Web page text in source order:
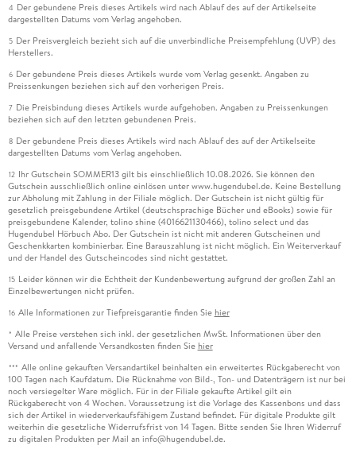
4 Der gebundene Preis dieses Artikels wird nach Ablauf des auf der Artikelseite
dargestellten Datums vom Verlag angehoben.
5 Der Preisvergleich bezieht sich auf die unverbindliche Preisempfehlung (UVP) des
Herstellers.
6 Der gebundene Preis dieses Artikels wurde vom Verlag gesenkt. Angaben zu
Preissenkungen beziehen sich auf den vorherigen Preis.
7 Die Preisbindung dieses Artikels wurde aufgehoben. Angaben zu Preissenkungen
beziehen sich auf den letzten gebundenen Preis.
8 Der gebundene Preis dieses Artikels wird nach Ablauf des auf der Artikelseite
dargestellten Datums vom Verlag angehoben.
12 Ihr Gutschein SOMMER13 gilt bis einschließlich 10.08.2026. Sie können den
Gutschein ausschließlich online einlösen unter www.hugendubel.de. Keine Bestellung
zur Abholung mit Zahlung in der Filiale möglich. Der Gutschein ist nicht gültig für
gesetzlich preisgebundene Artikel (deutschsprachige Bücher und eBooks) sowie für
preisgebundene Kalender, tolino shine (4016621130466), tolino select und das
Hugendubel Hörbuch Abo. Der Gutschein ist nicht mit anderen Gutscheinen und
Geschenkkarten kombinierbar. Eine Barauszahlung ist nicht möglich. Ein Weiterverkauf
und der Handel des Gutscheincodes sind nicht gestattet.
15 Leider können wir die Echtheit der Kundenbewertung aufgrund der großen Zahl an
Einzelbewertungen nicht prüfen.
16 Alle Informationen zur Tiefpreisgarantie finden Sie hier
* Alle Preise verstehen sich inkl. der gesetzlichen MwSt. Informationen über den
Versand und anfallende Versandkosten finden Sie hier
*** Alle online gekauften Versandartikel beinhalten ein erweitertes Rückgaberecht von
100 Tagen nach Kaufdatum. Die Rücknahme von Bild-, Ton- und Datenträgern ist nur bei
noch versiegelter Ware möglich. Für in der Filiale gekaufte Artikel gilt ein
Rückgaberecht von 4 Wochen. Voraussetzung ist die Vorlage des Kassenbons und dass
sich der Artikel in wiederverkaufsfähigem Zustand befindet. Für digitale Produkte gilt
weiterhin die gesetzliche Widerrufsfrist von 14 Tagen. Bitte senden Sie Ihren Widerruf
zu digitalen Produkten per Mail an info@hugendubel.de.